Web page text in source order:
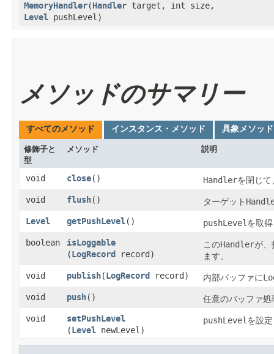
MemoryHandler​(Handler target, int size,
Level pushLevel)
メソッドのサマリー
すべてのメソッド インスタンス・メソッド 具象メソッド
修飾子と
型
メソッド 説明
void close() Handlerを閉じ
void flush() ターゲット
Level
getPushLevel() pushLevelを取
boolean isLoggable
(LogRecord record)
このHandlerが、
ます。
void publish​(LogRecord record) 内部バッファに
void
push() 任意のバッファ
void setPushLevel
(Level newLevel)
pushLevelを設